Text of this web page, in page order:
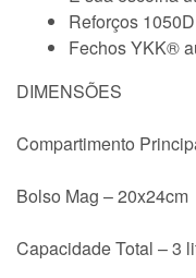
Reforços
Fechos YKK®
DIMENSÕES
Compartimento
Bolso Mag – 20x24cm
Capacidade Total – 3